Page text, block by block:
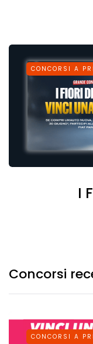
CONCORSI A
I
Concorsi
CONCORSI A